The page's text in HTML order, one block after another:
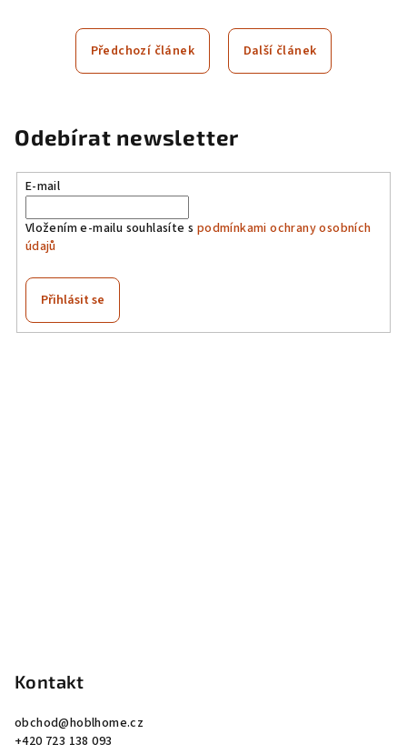
Předchozí článek Další článek
Odebírat newsletter
E-mail
Vložením e-mailu souhlasíte s podmínkami ochrany osobních
údajů
Přihlásit se
Kontakt
obchod@hoblhome.cz
+420 723 138 093